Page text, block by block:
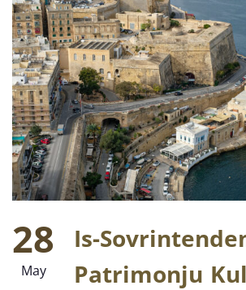
28
May
Is-
Patrimonju